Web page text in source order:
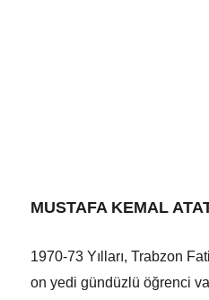
MUSTAFA KEMAL
1970-73 Yılları, Trabzon
on yedi gündüzlü öğrenci